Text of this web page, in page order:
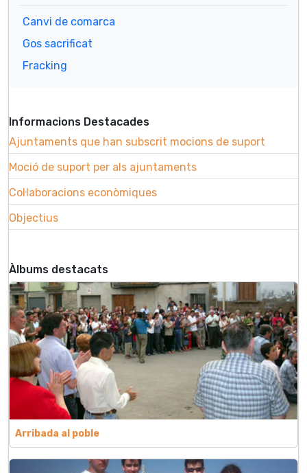
Canvi de comarca
Gos sacrificat
Fracking
Informacions Destacades
Ajuntaments que han subscrit mocions de suport
Moció de suport per als ajuntaments
Col·laboracions econòmiques
Objectius
Àlbums destacats
Arribada al poble